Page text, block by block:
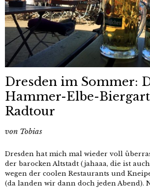
Dresden im Sommer:
Hammer-Elbe-
Radtour
von Tobias
Dresden hat mich mal wieder voll
der barocken Altstadt (jahaaa, die ist
wegen der coolen Restaurants und
(da landen wir dann doch jeden Abend).